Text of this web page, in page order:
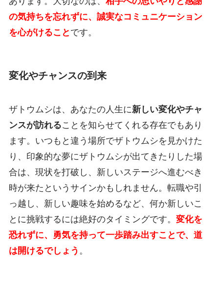
の気持ちを忘れずに、誠実なコミュニケーション
を心がけること です。
変化やチャンスの到来
ザトウムシは、あなたの人生に新しい変化やチャ
ンスが訪れることを知らせてくれる存在でもあり
ます。いつもと違う場所でザトウムシを見かけた
り、印象的な夢にザトウムシが出てきたりした場
合は、現状を打破し、新しいステージへ進むべき
時が来たというサインかもしれません。転職や引
っ越し、新しい趣味を始めるなど、何か新しいこ
とに挑戦するには絶好のタイミングです。 変化を
恐れずに、勇気を持って一歩踏み出すことで、道
は開けるでしょう 。